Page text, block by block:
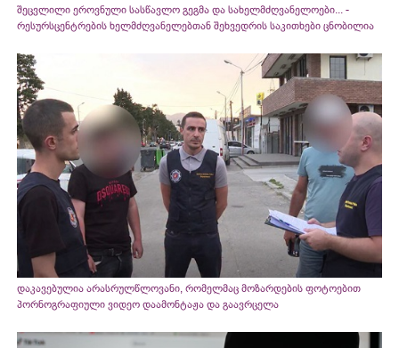
შეცვლილი ეროვნული სასწავლო გეგმა და სახელმძღვანელოები... -
რესურსცენტრების ხელმძღვანელებთან შეხვედრის საკითხები ცნობილია
დაკავებულია არასრულწლოვანი, რომელმაც მოზარდების ფოტოებით
პორნოგრაფიული ვიდეო დაამონტაჟა და გაავრცელა